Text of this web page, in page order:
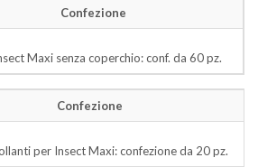
Confezione
Maxi senza coperchio: conf. da 60 pz.
Confezione
per Insect Maxi: confezione da 20 pz.